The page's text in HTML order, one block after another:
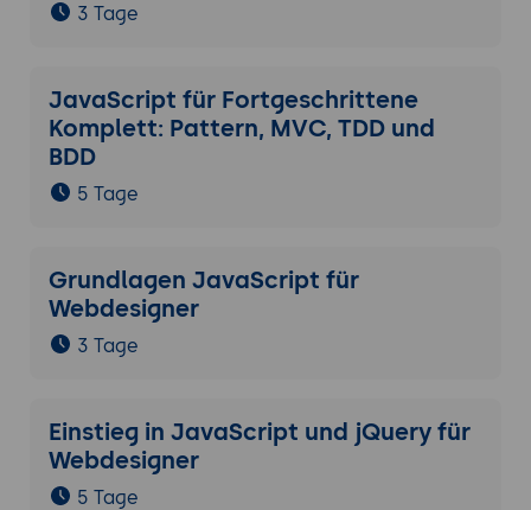
3 Tage
JavaScript für Fortgeschrittene
Komplett: Pattern, MVC, TDD und
BDD
5 Tage
Grundlagen JavaScript für
Webdesigner
3 Tage
Einstieg in JavaScript und jQuery für
Webdesigner
5 Tage